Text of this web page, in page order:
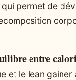
permet de
entre
et le lean